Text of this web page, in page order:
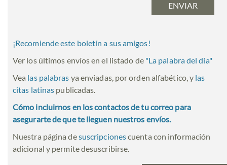
¡Recomiende este boletín a sus amigos!
Ver los últimos envíos en el listado de "La palabra del día"
Vea las palabras ya enviadas, por orden alfabético, y las
citas latinas publicadas.
Cómo incluirnos en los contactos de tu correo para
asegurarte de que te lleguen nuestros envíos.
Nuestra página desuscripcionescuenta con información
adicional y permite desuscribirse.